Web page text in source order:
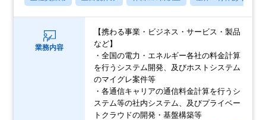
業務内容
【携わる事業・ビジネス・サービス・製品
など】
・全国の電力・エネルギー各社の料金計算
を行うシステム開発、及びホストシステム
のマイグレ案件等
・各通信キャリアの通信料金計算を行うシ
ステム等の社内システム、及びプライベー
トクラウドの開発・基盤構築等